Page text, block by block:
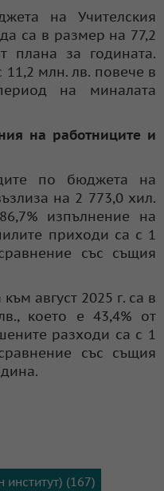
на Учителския
са в размер на 77,2
плана за годината.
млн. лв. повече в
на миналата
на работниците и
по бюджета на
на 2 773,0 хил.
изпълнение на
приходи са с 1
със същия
август 2025 г. са в
което е 43,4% от
разходи са с 1
със същия
(167)